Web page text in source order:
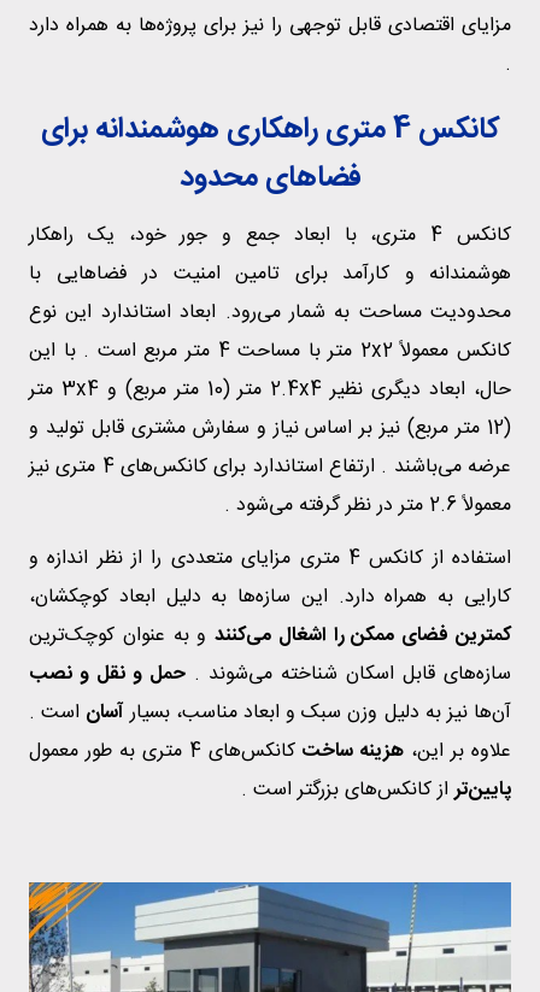
مزایای اقتصادی قابل توجهی را نیز برای پروژه‌ها به همراه دارد
.
کانکس 4 متری راهکاری هوشمندانه برای
فضاهای محدود
کانکس 4 متری، با ابعاد جمع و جور خود، یک راهکار
هوشمندانه و کارآمد برای تامین امنیت در فضاهایی با
محدودیت مساحت به شمار می‌رود. ابعاد استاندارد این نوع
کانکس معمولاً 2x2 متر با مساحت 4 متر مربع است . با این
حال، ابعاد دیگری نظیر 2.4x4 متر (10 متر مربع) و 3x4 متر
(12 متر مربع) نیز بر اساس نیاز و سفارش مشتری قابل تولید و
عرضه می‌باشند . ارتفاع استاندارد برای کانکس‌های 4 متری نیز
معمولاً 2.6 متر در نظر گرفته می‌شود .
استفاده از کانکس 4 متری مزایای متعددی را از نظر اندازه و
کارایی به همراه دارد. این سازه‌ها به دلیل ابعاد کوچکشان،
کمترین فضای ممکن را اشغال می‌کنندو به عنوان کوچک‌ترین
سازه‌های قابل اسکان شناخته می‌شوند . حمل و نقل و نصب
آن‌ها نیز به دلیل وزن سبک و ابعاد مناسب، بسیارآسان است .
علاوه بر این، هزینه ساخت کانکس‌های 4 متری به طور معمول
پایین‌تراز کانکس‌های بزرگتر است .